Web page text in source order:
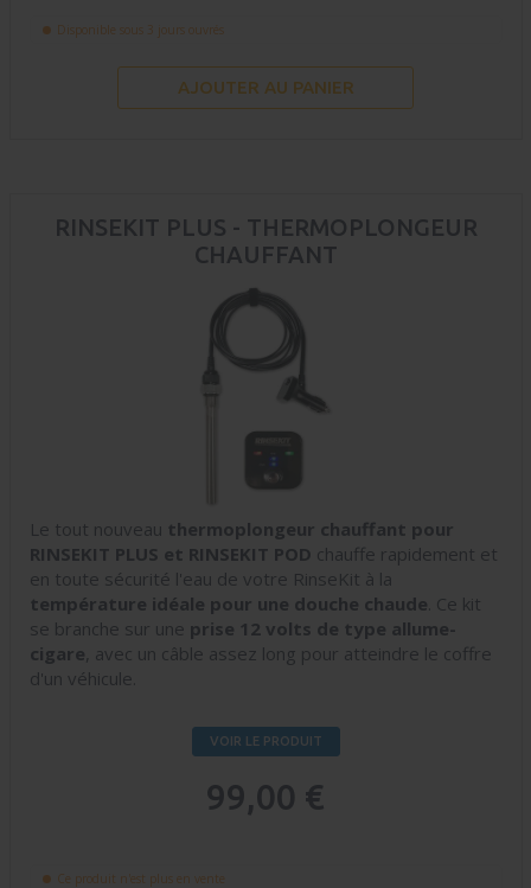
Disponible sous 3 jours ouvrés
AJOUTER AU PANIER
RINSEKIT PLUS - THERMOPLONGEUR
CHAUFFANT
Le tout nouveau thermoplongeur chauffant pour
RINSEKIT PLUS et RINSEKIT POD chauffe rapidement et
en toute sécurité l'eau de votre RinseKit à la
température idéale pour une douche chaude . Ce kit
se branche sur une prise 12 volts de type allume-
cigare , avec un câble assez long pour atteindre le coffre
d'un véhicule.
VOIR LE PRODUIT
99,00 €
Ce produit n'est plus en vente